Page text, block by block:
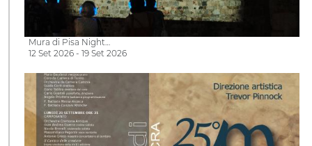
Mura di Pisa Night…
12 Set 2026 - 19 Set 2026